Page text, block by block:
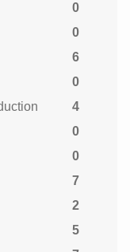
0
0
6
0
4
0
0
7
2
5